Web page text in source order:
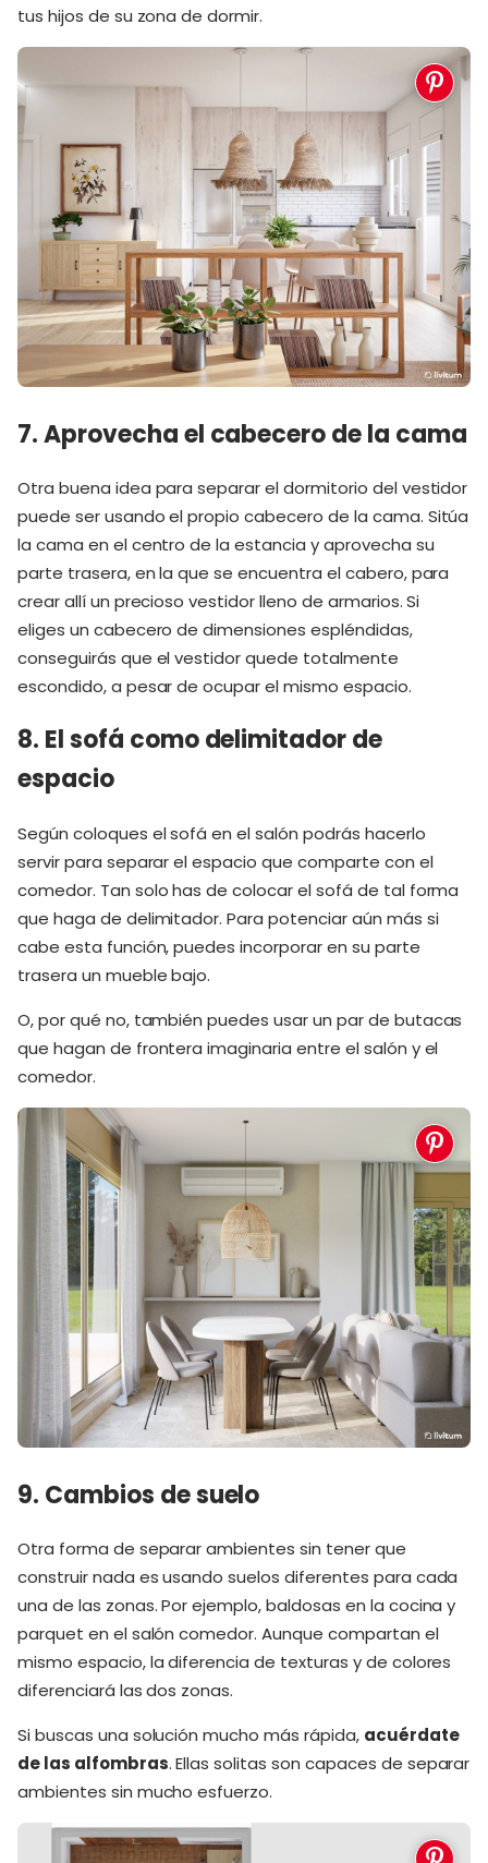
tus hijos de su zona de dormir.
7. Aprovecha el cabecero de la cama
Otra buena idea para separar el dormitorio del vestidor
puede ser usando el propio cabecero de la cama. Sitúa
la cama en el centro de la estancia y aprovecha su
parte trasera, en la que se encuentra el cabero, para
crear allí un precioso vestidor lleno de armarios. Si
eliges un cabecero de dimensiones espléndidas,
conseguirás que el vestidor quede totalmente
escondido, a pesar de ocupar el mismo espacio.
8. El sofá como delimitador de
espacio
Según coloques el sofá en el salón podrás hacerlo
servir para separar el espacio que comparte con el
comedor. Tan solo has de colocar el sofá de tal forma
que haga de delimitador. Para potenciar aún más si
cabe esta función, puedes incorporar en su parte
trasera un mueble bajo.
O, por qué no, también puedes usar un par de butacas
que hagan de frontera imaginaria entre el salón y el
comedor.
9. Cambios de suelo
Otra forma de separar ambientes sin tener que
construir nada es usando suelos diferentes para cada
una de las zonas. Por ejemplo, baldosas en la cocina y
parquet en el salón comedor. Aunque compartan el
mismo espacio, la diferencia de texturas y de colores
diferenciará las dos zonas.
Si buscas una solución mucho más rápida, acuérdate
de las alfombras. Ellas solitas son capaces de separar
ambientes sin mucho esfuerzo.